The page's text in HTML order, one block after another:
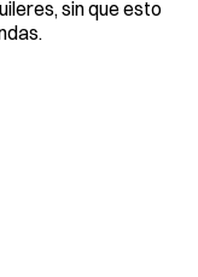
sin que esto